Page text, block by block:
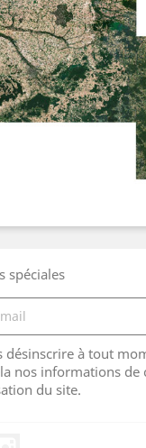
spéciales
désinscrire à tout
nos informations de
du site.